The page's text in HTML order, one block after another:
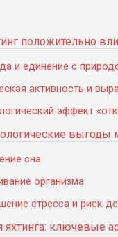
положительно
и единение с
активность и
эффект
выгоды
сна
организма
стресса и риск
яхтинга: ключевые